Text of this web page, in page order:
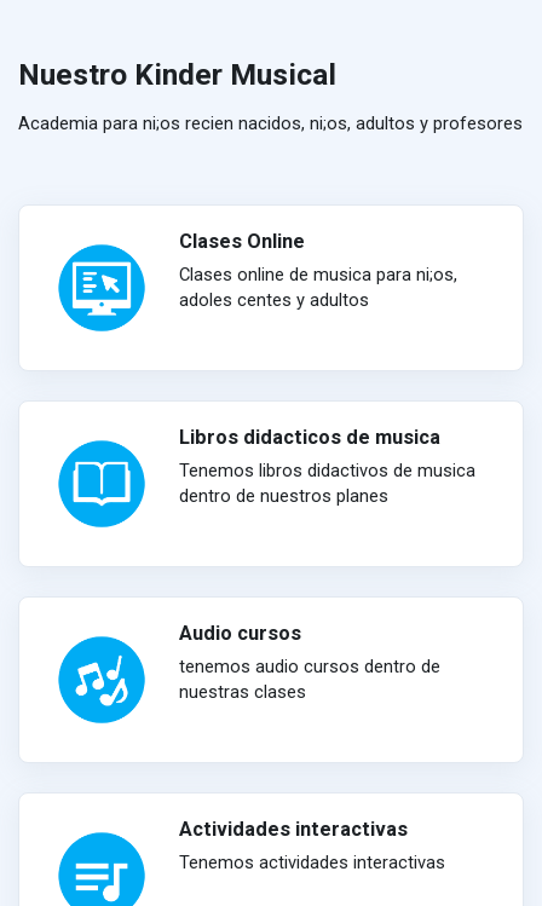
Nuestro Kinder Musical
Academia para ni;os recien nacidos, ni;os, adultos y profesores
Clases Online
Clases online de musica para ni;os,
adoles centes y adultos
Libros didacticos de musica
Tenemos libros didactivos de musica
dentro de nuestros planes
Audio cursos
tenemos audio cursos dentro de
nuestras clases
Actividades interactivas
Tenemos actividades interactivas